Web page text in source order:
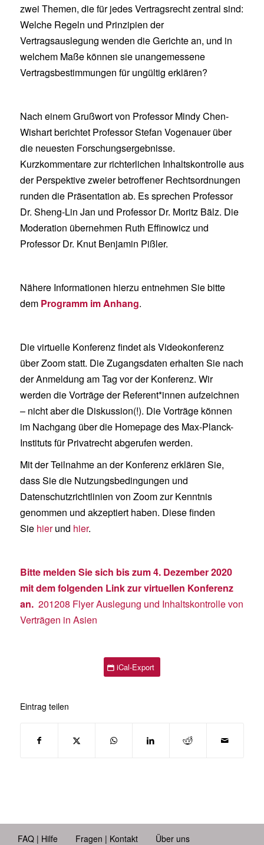
zwei Themen, die für jedes Vertragsrecht zentral sind:
Welche Regeln und Prinzipien der
Vertragsauslegung wenden die Gerichte an, und in
welchem Maße können sie unangemessene
Vertragsbestimmungen für ungültig erklären?
Nach einem Grußwort von Professor Mindy Chen-
Wishart berichtet Professor Stefan Vogenauer über
die neuesten Forschungsergebnisse.
Kurzkommentare zur richterlichen Inhaltskontrolle aus
der Perspektive zweier betroffener Rechtsordnungen
runden die Präsentation ab. Es sprechen Professor
Dr. Sheng-Lin Jan und Professor Dr. Moritz Bälz. Die
Moderation übernehmen Ruth Effinowicz und
Professor Dr. Knut Benjamin Pißler.
Nähere Informationen hierzu entnehmen Sie bitte
dem Programm im Anhang.
Die virtuelle Konferenz findet als Videokonferenz
über Zoom statt. Die Zugangsdaten erhalten Sie nach
der Anmeldung am Tag vor der Konferenz. Wir
werden die Vorträge der Referent*innen aufzeichnen
– nicht aber die Diskussion(!). Die Vorträge können
im Nachgang über die Homepage des Max-Planck-
Instituts für Privatrecht abgerufen werden.
Mit der Teilnahme an der Konferenz erklären Sie,
dass Sie die Nutzungsbedingungen und
Datenschutzrichtlinien von Zoom zur Kenntnis
genommen und akzeptiert haben. Diese finden
Sie hierund hier.
Bitte melden Sie sich bis zum 4. Dezember 2020
mit dem folgenden Linkzur virtuellen Konferenz
an. 201208 Flyer Auslegung und Inhaltskontrolle von
Verträgen in Asien
iCal-Export
Eintrag teilen
FAQ | Hilfe Fragen | Kontakt Über uns